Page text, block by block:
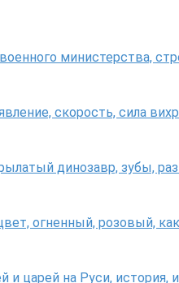
министерства,
скорость, сила
динозавр, зубы,
огненный, розовый,
и царей на Руси, история,